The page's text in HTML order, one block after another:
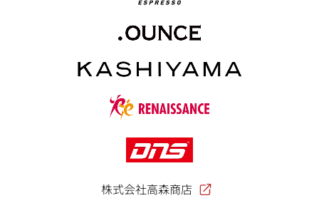
株式会社高森商店